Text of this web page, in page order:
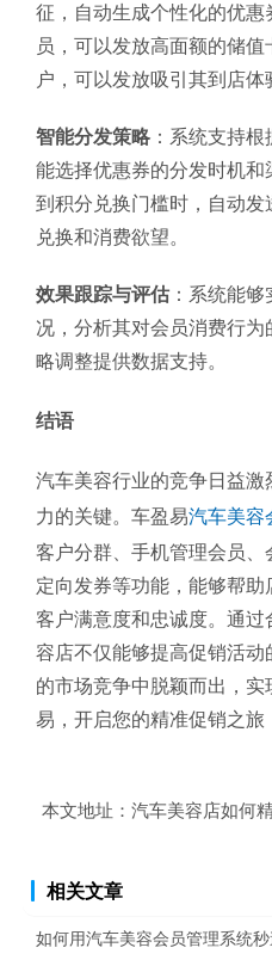
征，自动生成个性化的优
员，可以发放高面额的储
户，可以发放吸引其到店体
智能分发策略 ：系统支持
能选择优惠券的分发时机
到积分兑换门槛时，自动
兑换和消费欲望。
效果跟踪与评估：系统能够
况，分析其对会员消费行
略调整提供数据支持。
结语
汽车美容行业的竞争日益
力的关键。车盈易汽车美容
客户分群、手机管理会员
定向发券等功能，能够帮
客户满意度和忠诚度。通
容店不仅能够提高促销活
的市场竞争中脱颖而出，
易，开启您的精准促销之旅
本文地址： 汽车美容店如何
相关文章
如何用汽车美容会员管理系统秒